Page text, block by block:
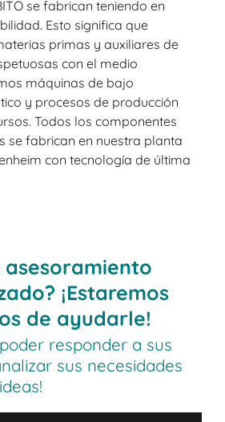
se fabrican teniendo en
Esto significa que
primas y auxiliares de
con el medio
máquinas de bajo
y procesos de producción
Todos los componentes
se fabrican en nuestra planta
con tecnología de última
asesoramiento
¡Estaremos
de ayudarle!
responder a sus
sus necesidades